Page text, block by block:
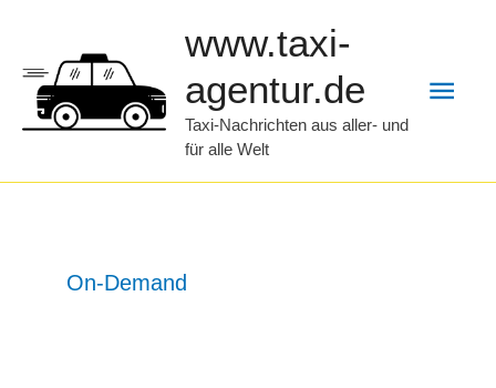
springen
www.taxi-
agentur.de
Taxi-Nachrichten aus aller- und
für alle Welt
On-Demand